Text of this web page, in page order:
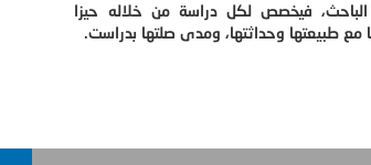
فيخصص لكل دراسة من خلاله حيزا
مع طبيعتها وحداثتها، ومدى صلتها بدراست.